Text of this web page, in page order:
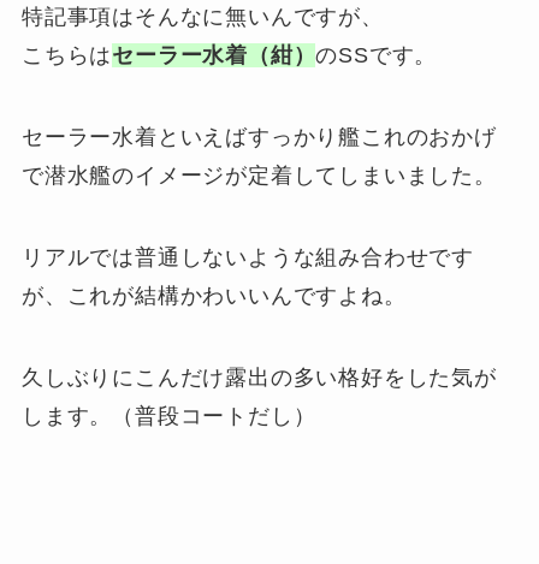
特記事項はそんなに無いんですが、
こちらはセーラー水着（紺）のSSです。
セーラー水着といえばすっかり艦これのおかげ
で潜水艦のイメージが定着してしまいました。
リアルでは普通しないような組み合わせです
が、これが結構かわいいんですよね。
久しぶりにこんだけ露出の多い格好をした気が
します。（普段コートだし）